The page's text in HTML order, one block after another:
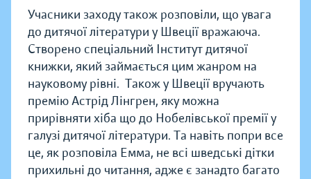
Учасники заходу також розповіли, що увага
до дитячої літератури у Швеції вражаюча.
Створено спеціальний Інститут дитячої
книжки, який займається цим жанром на
науковому рівні. Також у Швеції вручають
премію Астрід Лінгрен, яку можна
прирівняти хіба що до Нобелівської премії у
галузі дитячої літератури. Та навіть попри все
це, як розповіла Емма, не всі шведські дітки
прихильні до читання, адже є занадто багато